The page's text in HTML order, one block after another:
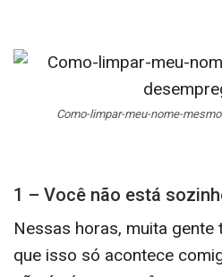
Como-limpar-meu-nome-
1 – Você não está
Nessas horas, muita gente
que isso só acontece